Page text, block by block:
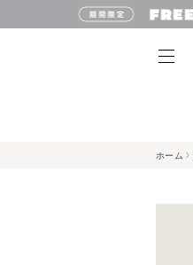
ホーム